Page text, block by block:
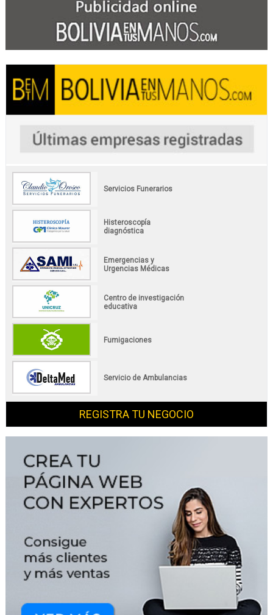
Servicios Funerarios
Histeroscopía
diagnóstica
Emergencias y
Urgencias Médicas
Centro de investigación
educativa
Fumigaciones
Servicio de Ambulancias
REGISTRA TU NEGOCIO